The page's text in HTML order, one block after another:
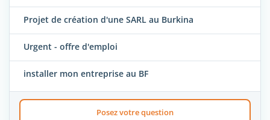
Projet de création d'une SARL au Burkina
Urgent - offre d'emploi
installer mon entreprise au BF
Posez votre question